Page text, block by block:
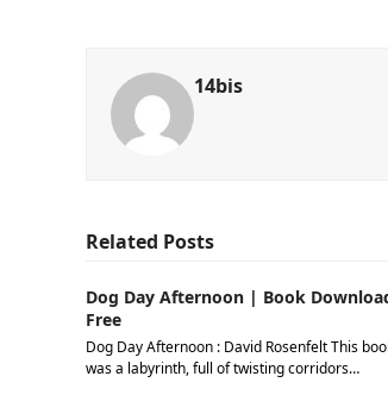
14bis
Related Posts
Dog Day Afternoon | Book
Free
Dog Day Afternoon : David Rosenfelt This
was a labyrinth, full of twisting corridors…